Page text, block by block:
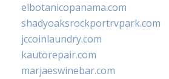
elbotanicopanama.com
shadyoaksrockportrvpark.com
jccoinlaundry.com
kautorepair.com
marjaeswinebar.com